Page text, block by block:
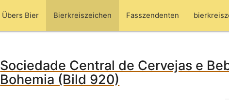
Übers Bier Bierkreiszeichen Fasszendenten
Sociedade Central de Cervejas e
Bohemia (Bild 920)